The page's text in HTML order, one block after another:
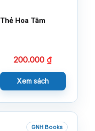
Thẻ Hoa Tâm
200.000₫
Xem sách
GNH Books